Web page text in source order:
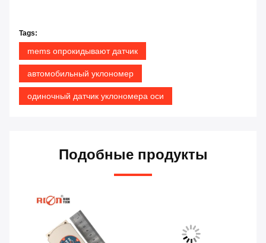
Tags:
mems опрокидывают датчик
автомобильный уклономер
одиночный датчик уклономера оси
Подобные продукты